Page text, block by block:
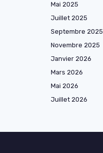
Mai 2025
Juillet 2025
Septembre 2025
Novembre 2025
Janvier 2026
Mars 2026
Mai 2026
Juillet 2026